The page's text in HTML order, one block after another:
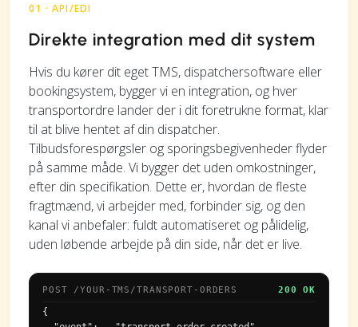
01 · API/EDI
Direkte integration med dit system
Hvis du kører dit eget TMS, dispatchersoftware eller
bookingsystem, bygger vi en integration, og hver
transportordre lander der i dit foretrukne format, klar
til at blive hentet af din dispatcher.
Tilbudsforespørgsler og sporingsbegivenheder flyder
på samme måde. Vi bygger det uden omkostninger,
efter din specifikation. Dette er, hvordan de fleste
fragtmænd, vi arbejder med, forbinder sig, og den
kanal vi anbefaler: fuldt automatiseret og pålidelig,
uden løbende arbejde på din side, når det er live.
POST /YOUR-TMS/TRANSPORT-ORDERS 200 OK
{